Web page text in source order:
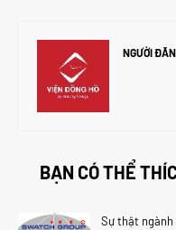
NGƯỜI
BẠN CÓ THỂ
Sự thật ngành